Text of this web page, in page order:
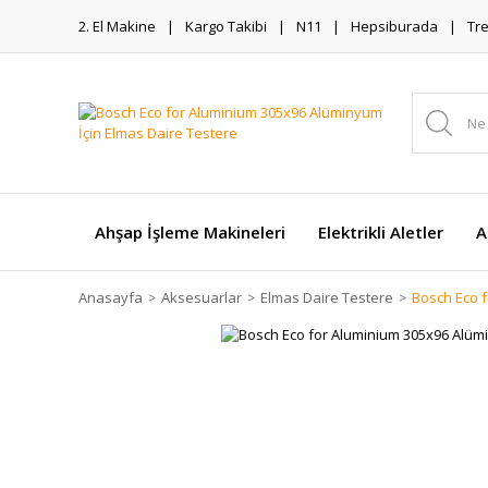
2. El Makine Kargo Takibi N11 Hepsiburada
Ahşap İşleme Makineleri Elektrikli Aletler
Anasayfa Aksesuarlar Elmas Daire Testere Bosch Eco